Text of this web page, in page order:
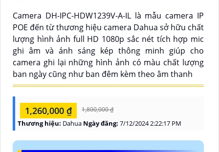
Camera DH-IPC-HDW1239V-A-IL là mẫu camera IP
POE đến từ thương hiệu camera Dahua sở hữu chất
lượng hình ảnh full HD 1080p sắc nét tích hợp mic
ghi âm và ánh sáng kép thông minh giúp cho
camera ghi lại những hình ảnh có màu chất lượng
ban ngày cũng như ban đêm kèm theo âm thanh
1,260,000 ₫ 1,800,000 ₫
Thương hiệu: Dahua Ngày đăng: 7/12/2024 2:22:17 PM